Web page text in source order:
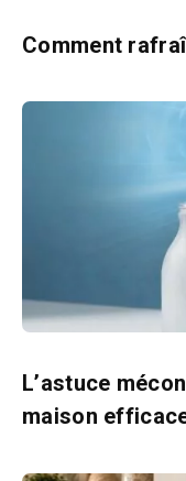
Comment
L’astuce
maison